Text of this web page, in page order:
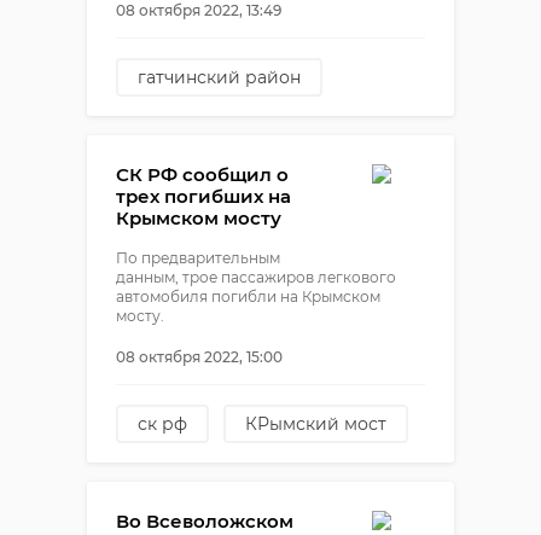
08 октября 2022, 13:49
гатчинский район
СК РФ сообщил о
трех погибших на
Крымском мосту
По предварительным
данным, трое пассажиров легкового
автомобиля погибли на Крымском
мосту.
08 октября 2022, 15:00
ск рф
КРымский мост
Во Всеволожском